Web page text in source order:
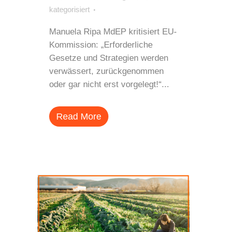
kategorisiert
Manuela Ripa MdEP kritisiert EU-
Kommission: „Erforderliche
Gesetze und Strategien werden
verwässert, zurückgenommen
oder gar nicht erst vorgelegt!“...
Read More